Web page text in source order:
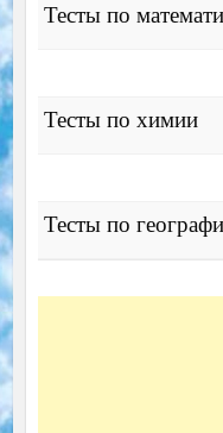
Тесты по
Тесты по химии
Тесты по